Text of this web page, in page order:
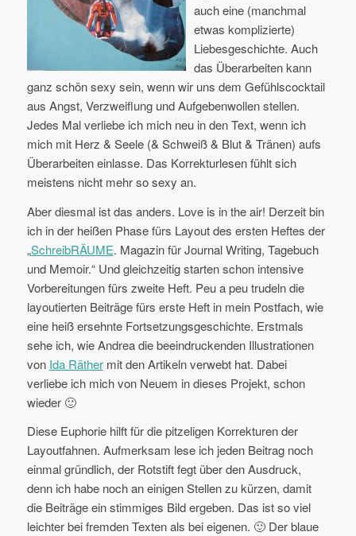
auch eine (manchmal
etwas komplizierte)
Liebesgeschichte. Auch
das Überarbeiten kann
ganz schön sexy sein, wenn wir uns dem Gefühlscocktail
aus Angst, Verzweiflung und Aufgebenwollen stellen.
Jedes Mal verliebe ich mich neu in den Text, wenn ich
mich mit Herz & Seele (& Schweiß & Blut & Tränen) aufs
Überarbeiten einlasse. Das Korrekturlesen fühlt sich
meistens nicht mehr so sexy an.
Aber diesmal ist das anders. Love is in the air! Derzeit bin
ich in der heißen Phase fürs Layout des ersten Heftes der
„SchreibRÄUME. Magazin für Journal Writing, Tagebuch
und Memoir.“ Und gleichzeitig starten schon intensive
Vorbereitungen fürs zweite Heft. Peu a peu trudeln die
layoutierten Beiträge fürs erste Heft in mein Postfach, wie
eine heiß ersehnte Fortsetzungsgeschichte. Erstmals
sehe ich, wie Andrea die beeindruckenden Illustrationen
von Ida Räthermit den Artikeln verwebt hat. Dabei
verliebe ich mich von Neuem in dieses Projekt, schon
wieder 🙂
Diese Euphorie hilft für die pitzeligen Korrekturen der
Layoutfahnen. Aufmerksam lese ich jeden Beitrag noch
einmal gründlich, der Rotstift fegt über den Ausdruck,
denn ich habe noch an einigen Stellen zu kürzen, damit
die Beiträge ein stimmiges Bild ergeben. Das ist so viel
leichter bei fremden Texten als bei eigenen. 🙂 Der blaue